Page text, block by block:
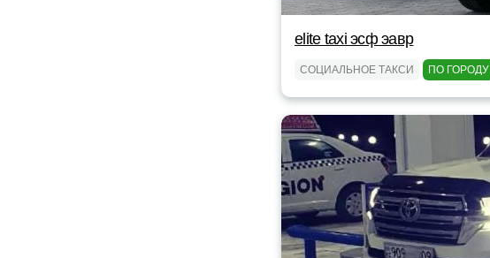
elite taxi эсф эавр
СОЦИАЛЬНОЕ ТАКСИ ПО ГОРОДУ